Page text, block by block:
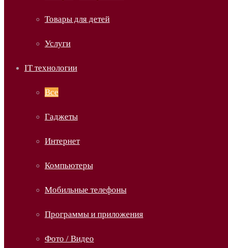
Товары для детей
Услуги
IT технологии
Все
Гаджеты
Интернет
Компьютеры
Мобильные телефоны
Программы и приложения
Фото / Видео